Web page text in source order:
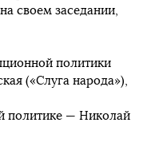
своем заседании,
политики
(«Слуга народа»),
политике — Николай